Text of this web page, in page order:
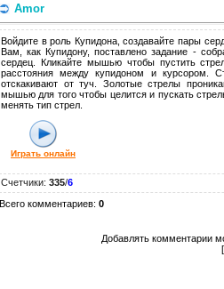
Amor
Войдите в роль Купидона, создавайте пары
Вам, как Купидону, поставлено задание -
сердец. Кликайте мышью чтобы пустить
расстояния между купидоном и курсором.
отскакивают от туч. Золотые стрелы
мышью для того чтобы целится и пускать
менять тип стрел.
Играть онлайн
Счетчики: 335/6
Всего комментариев: 0
Добавлять комментарии
[